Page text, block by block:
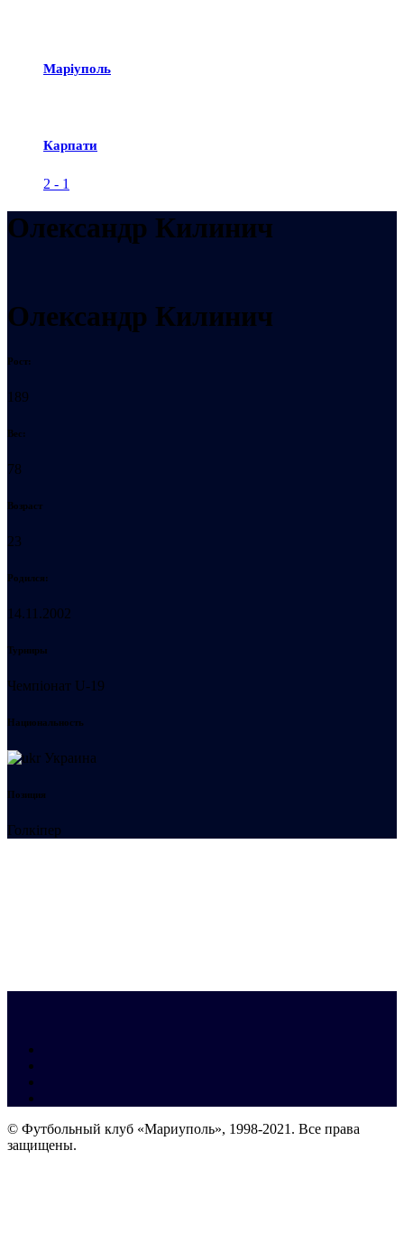
Маріуполь
Карпати
2 - 1
Олександр Килинич
Олександр Килинич
Рост:
189
Вес:
78
Возраст
23
Родился:
14.11.2002
Турниры
Чемпіонат U-19
Национальность
Украина
Позиция
Голкіпер
© Футбольный клуб «Мариуполь», 1998-2021. Все права
защищены.